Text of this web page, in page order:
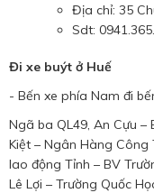
Địa chỉ: 35
Sdt:
Đi xe buýt ở Huế
- Bến xe phía Nam đi
Ngã ba QL49, An Cựu –
Kiệt – Ngân Hàng Công
lao động Tỉnh – BV
Lê Lợi – Trường Quốc